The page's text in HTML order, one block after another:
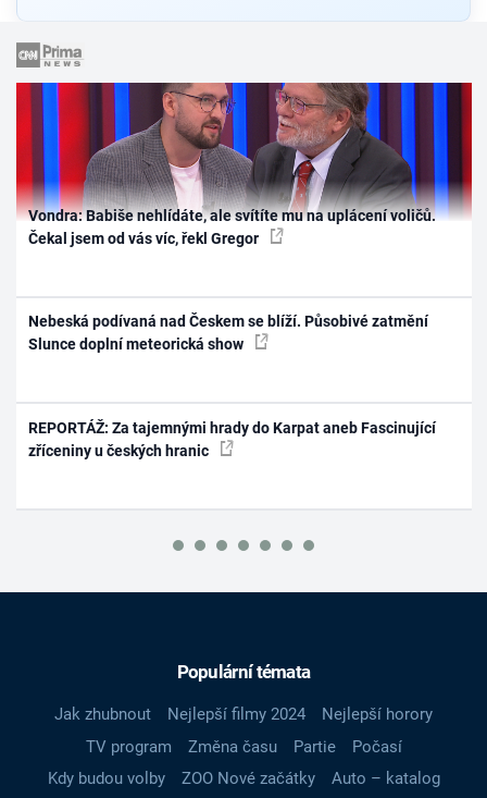
Vondra: Babiše nehlídáte, ale svítíte mu na uplácení voličů.
Čekal jsem od vás víc, řekl Gregor
Nebeská podívaná nad Českem se blíží. Působivé zatmění
Slunce doplní meteorická show
REPORTÁŽ: Za tajemnými hrady do Karpat aneb Fascinující
zříceniny u českých hranic
Populární témata
Jak zhubnout Nejlepší filmy 2024
Nejlepší horory
TV program
Změna času Partie
Počasí
Kdy budou volby
ZOO Nové začátky
Auto – katalog